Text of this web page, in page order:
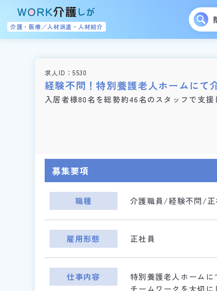
介護・医療／人材派遣・人材紹介
求人ID 5530
経験不問！特別養護老人ホームにて
入居者様80名を総勢約46名のスタッフで支援
募集要項
職種 介護職員/経験不問/正
雇用形態 正社員
仕事内容
特別養護老人ホームに
チームワークを大切